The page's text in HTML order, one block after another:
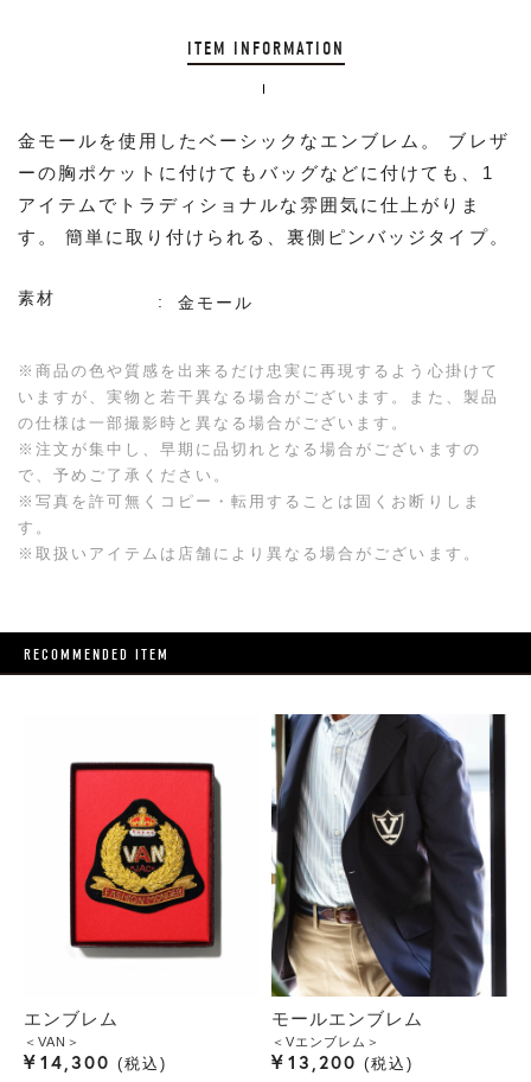
ITEM INFORMATION
金モールを使用したベーシックなエンブレム。 ブレザ
ーの胸ポケットに付けてもバッグなどに付けても、1
アイテムでトラディショナルな雰囲気に仕上がりま
す。 簡単に取り付けられる、裏側ピンバッジタイプ。
素材 金モール
※商品の色や質感を出来るだけ忠実に再現するよう心掛けて
いますが、実物と若干異なる場合がございます。また、製品
の仕様は一部撮影時と異なる場合がございます。
※注文が集中し、早期に品切れとなる場合がございますの
で、予めご了承ください。
※写真を許可無くコピー・転用することは固くお断りしま
す。
※取扱いアイテムは店舗により異なる場合がございます。
RECOMMENDED ITEM
エンブレム
＜VAN＞
¥ 14,300 税込
モールエンブレム
＜Vエンブレム＞
¥ 13,200 税込